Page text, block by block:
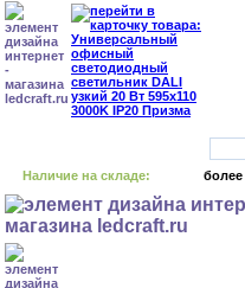
Наличие на складе: более